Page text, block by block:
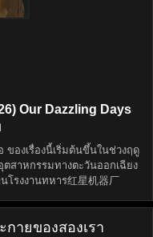
Our Dazzling Days
ของเรื่องนี้เริ่มต้นขึ้นในช่วงฤดู
สาหกรรมทางตะวันออกเฉียง
รงงานทหาร红星机器厂
กายของสองเรา